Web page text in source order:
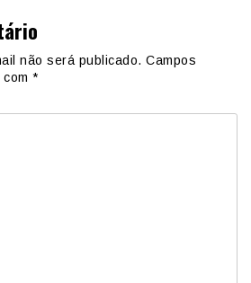
não será publicado. Campos
*